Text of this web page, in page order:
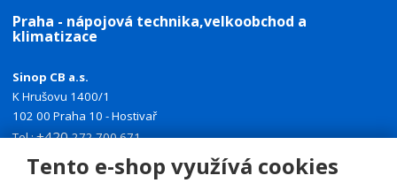
Tento e-shop využívá cookies
Praha - nápojová technika,velkoobchod a
klimatizace
Sinop CB a.s.
K Hrušovu 1400/1
102 00 Praha 10 - Hostivař
Tel.:+420272 700 671
Mobil:+420774 335 918
E-mail:sinoppraha@sinop.cz